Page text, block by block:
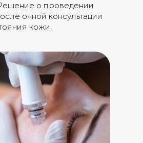
о проведении
очной консультации
кожи.